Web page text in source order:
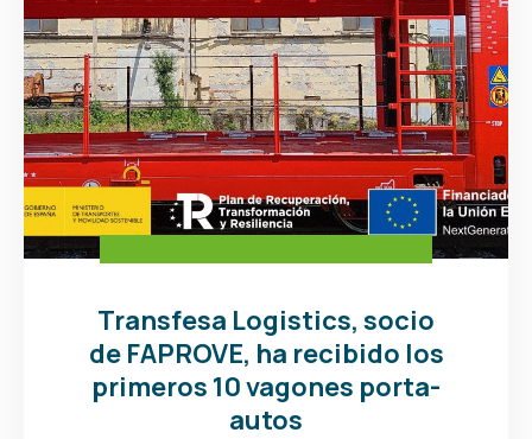
Transfesa Logistics, socio
de FAPROVE, ha recibido los
primeros 10 vagones porta-
autos